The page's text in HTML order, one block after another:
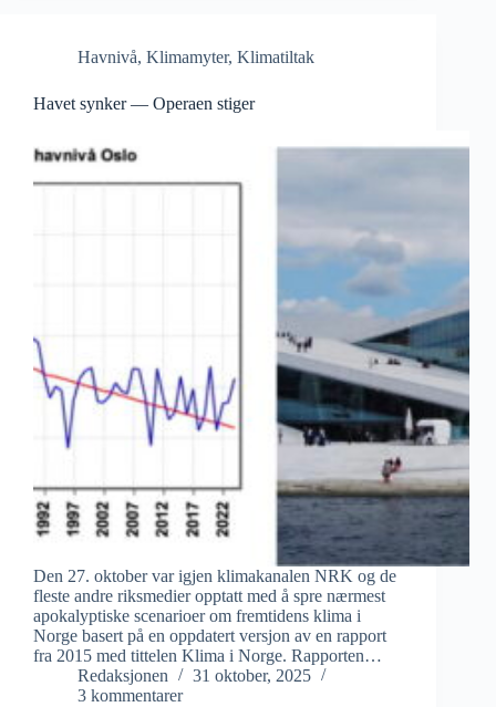
Havnivå, Klimamyter, Klimatiltak
Havet synker — Operaen stiger
Den 27. oktober var igjen klimakanalen NRK og de
fleste andre riksmedier opptatt med å spre nærmest
apokalyptiske scenarioer om fremtidens klima i
Norge basert på en oppdatert versjon av en rapport
fra 2015 med tittelen Klima i Norge. Rapporten…
Redaksjonen
31 oktober, 2025
3 kommentarer